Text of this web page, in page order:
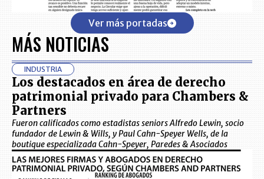
Ver más portadas
MÁS NOTICIAS
INDUSTRIA
Los destacados en área de derecho
patrimonial privado para Chambers &
Partners
Fueron calificados como estadistas seniors Alfredo Lewin, socio
fundador de Lewin & Wills, y Paul Cahn-Speyer Wells, de la
boutique especializada Cahn-Speyer, Paredes & Asociados